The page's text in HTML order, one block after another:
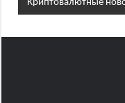
Криптовалютные